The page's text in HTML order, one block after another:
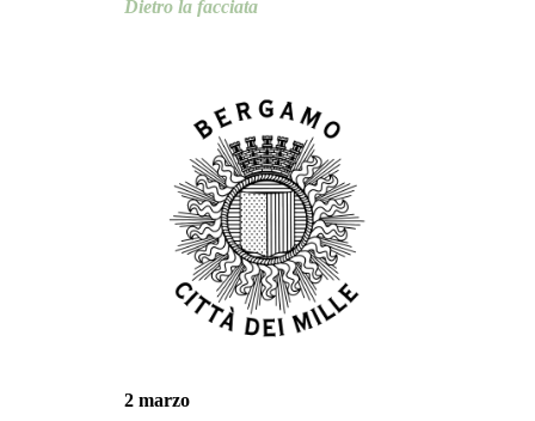
Dietro la facciata
2 marzo